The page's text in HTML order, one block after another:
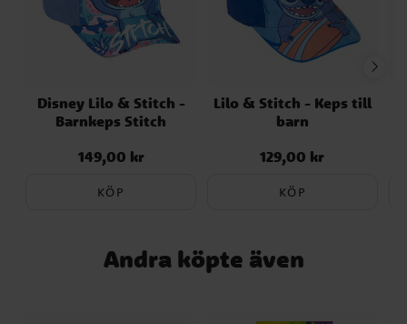
inga solglasögon för att titta direkt på
solen eller exponering för UV-strålar som
produceras på konstgjord väg. Lämplig för
licensierad Lilo & Stitch produkt från
tillverkaren Cerdá.
Disney Lilo & Stitch -
Barnkeps Stitch
Pris:149,00 kr
149,00 kr
KÖP
Lilo & Stitch - Keps till
barn
Pris:129,00 kr
129,00 kr
KÖP
Andra köpte även